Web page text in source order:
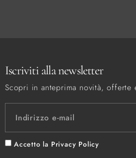
Iscriviti alla newsletter
Scopri in anteprima novità, offerte
Accetto la Privacy Policy